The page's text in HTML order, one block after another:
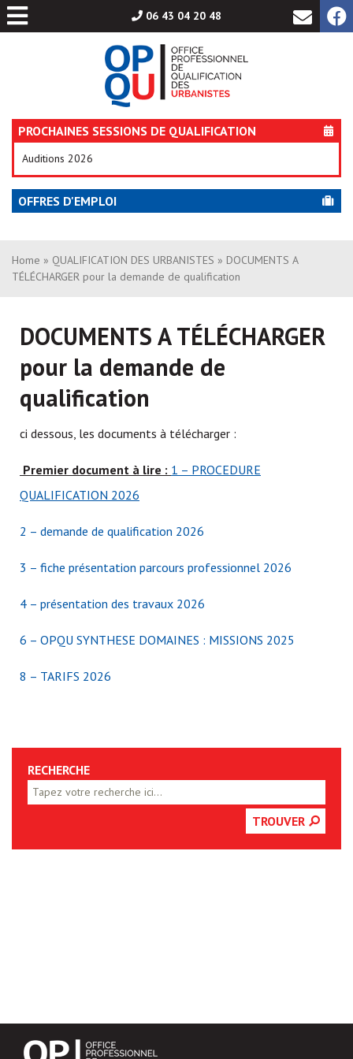
06 43 04 20 48
PROCHAINES SESSIONS DE QUALIFICATION
Auditions 2026
OFFRES D'EMPLOI
Aller
au
Home » QUALIFICATION DES URBANISTES » DOCUMENTS A
TÉLÉCHARGER pour la demande de qualification
DOCUMENTS A TÉLÉCHARGER
pour la demande de
qualification
ci dessous, les documents à télécharger :
Premier document à lire : 1 – PROCEDURE
QUALIFICATION 2026
2 – demande de qualification 2026
3 – fiche présentation parcours professionnel 2026
4 – présentation des travaux 2026
6 – OPQU SYNTHESE DOMAINES : MISSIONS 2025
8 – TARIFS 2026
RECHERCHE
TROUVER